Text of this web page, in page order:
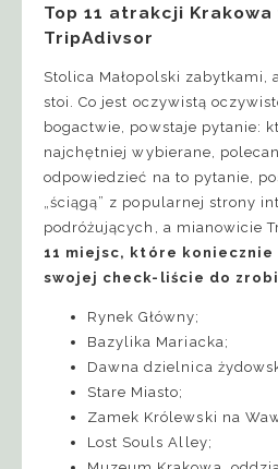
Top 11 atrakcji Krakowa
TripAdivsor
Stolica Małopolski zabytkami,
stoi. Co jest oczywistą
bogactwie, powstaje pytanie:
najchętniej wybierane,
odpowiedzieć na to pytanie,
„ściągą” z popularnej strony
podróżujących, a mianowicie
11 miejsc, które koniecznie
swojej check-liście do
Rynek Główny;
Bazylika Mariacka;
Dawna dzielnica
Stare Miasto;
Zamek Królewski na
Lost Souls Alley;